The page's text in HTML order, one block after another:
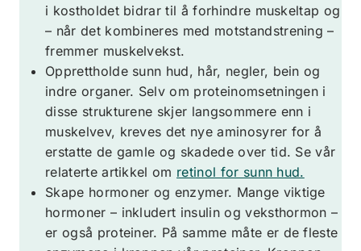
i kostholdet bidrar til å forhindre muskeltap og
– når det kombineres med motstandstrening –
fremmer muskelvekst.
Opprettholde sunn hud, hår, negler, bein og
indre organer. Selv om proteinomsetningen i
disse strukturene skjer langsommere enn i
muskelvev, kreves det nye aminosyrer for å
erstatte de gamle og skadede over tid. Se vår
relaterte artikkel om retinol for sunn hud.
Skape hormoner og enzymer. Mange viktige
hormoner – inkludert insulin og veksthormon –
er også proteiner. På samme måte er de fleste